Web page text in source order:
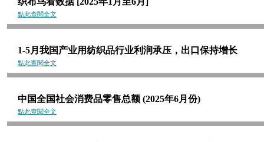
點此查閱全文
1-5月我国产业用纺织品行业利润承压，出口保持增长
點此查閱全文
中国全国社会消费品零售总额 (2025年6月份)
點此查閱全文